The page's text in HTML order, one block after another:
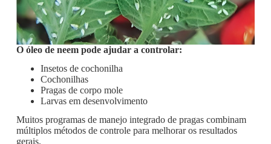
O óleo de neem pode ajudar a controlar:
Insetos de cochonilha
Cochonilhas
Pragas de corpo mole
Larvas em desenvolvimento
Muitos programas de manejo integrado de pragas combinam
múltiplos métodos de controle para melhorar os resultados
gerais.